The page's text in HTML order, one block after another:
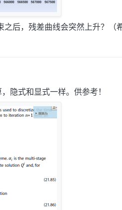
后，残差曲线会突然上升？（
隐式和显式一样。供参考！